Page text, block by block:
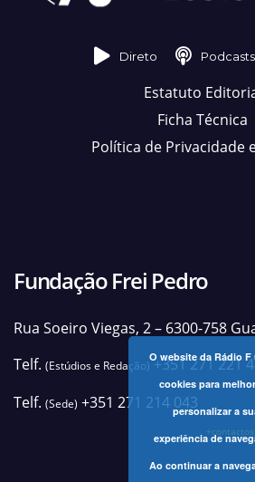
Direto Podcasts
Estatuto
Ficha Técnica
Política de Privacidade
Fundação Frei Pedro
Rua Soeiro Viegas, 2 – 6300-758
Telf. (Estúdios e Redação)+351 271 221
Telf. (Sede) +351 271 214 043
+contactos
O website da Rádio
cookies para
personalizar a
experiência de
Ao continuar a